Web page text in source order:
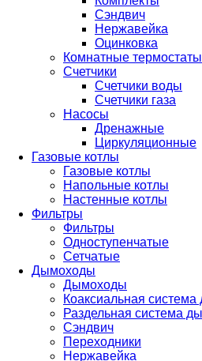
Сэндвич
Нержавейка
Оцинковка
Комнатные термостаты
Счетчики
Счетчики воды
Счетчики газа
Насосы
Дренажные
Циркуляционные
Газовые котлы
Газовые котлы
Напольные котлы
Настенные котлы
Фильтры
Фильтры
Одноступенчатые
Сетчатые
Дымоходы
Дымоходы
Коаксиальная
Раздельная система
Сэндвич
Переходники
Нержавейка